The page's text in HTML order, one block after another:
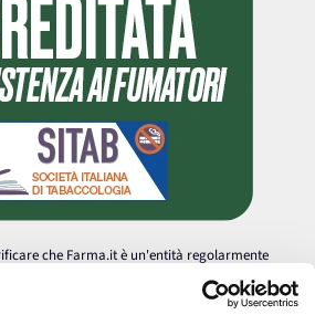
che Farma.it è un'entità regolarmente
Salute a effettuare la vendita online di